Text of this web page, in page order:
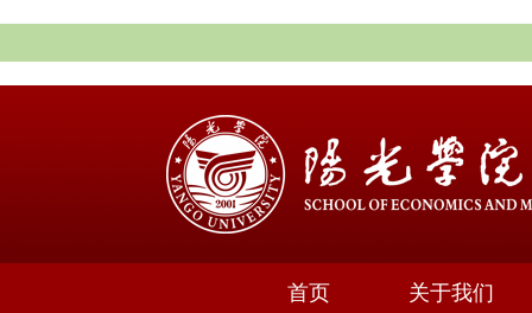
首页 关于我们